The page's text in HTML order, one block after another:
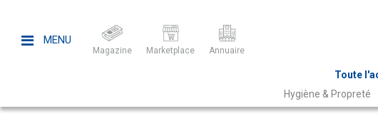
MENU
Magazine Marketplace Annuaire
Toute
Hygiène & Propreté